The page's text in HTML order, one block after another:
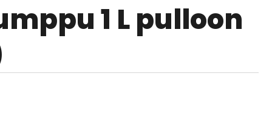
1 L pulloon